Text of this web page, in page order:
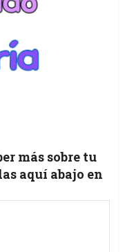
más sobre tu
aquí abajo en